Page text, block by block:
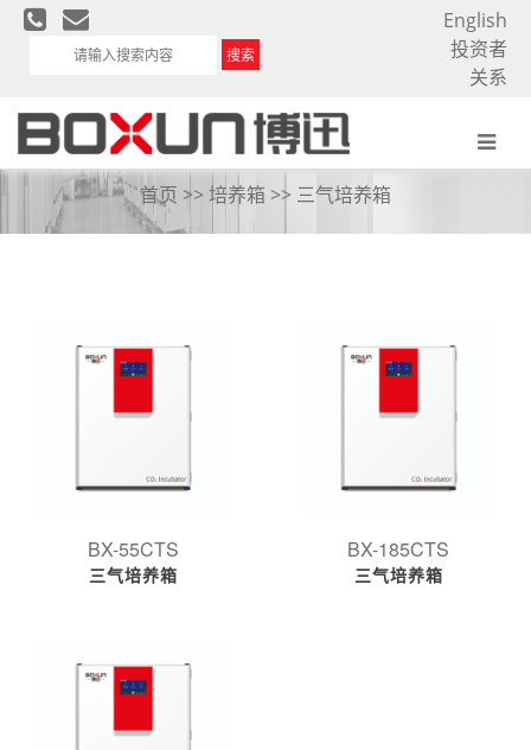
搜索
English
投资者
关系
三气培养箱
首页 >> 培养箱 >> 三气培养箱
BX-55CTS
三气培养箱
BX-185CTS
三气培养箱